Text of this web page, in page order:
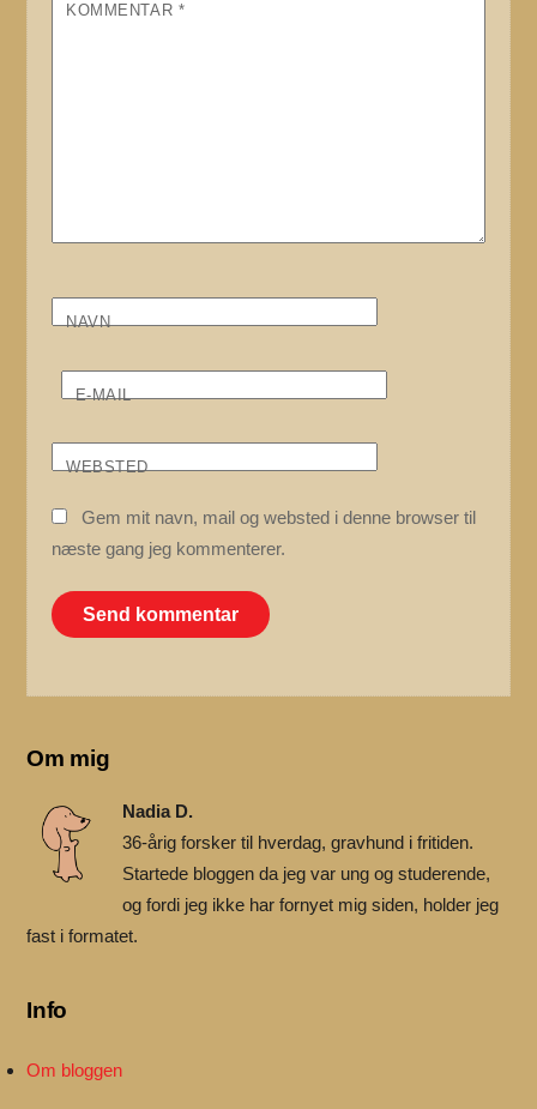
KOMMENTAR *
NAVN
E-MAIL
WEBSTED
Gem mit navn, mail og websted i denne browser til
næste gang jeg kommenterer.
Om mig
Nadia D.
36-årig forsker til hverdag, gravhund i fritiden.
Startede bloggen da jeg var ung og studerende,
og fordi jeg ikke har fornyet mig siden, holder jeg
fast i formatet.
Info
Om bloggen